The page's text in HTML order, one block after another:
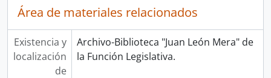
Área de materiales relacionados
Existencia y
localización
de
Archivo-Biblioteca "Juan León Mera" de
la Función Legislativa.